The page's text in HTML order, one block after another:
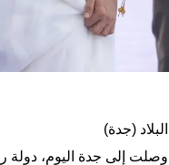
البلاد (جدة)
وصلت إلى جدة اليوم، دولة